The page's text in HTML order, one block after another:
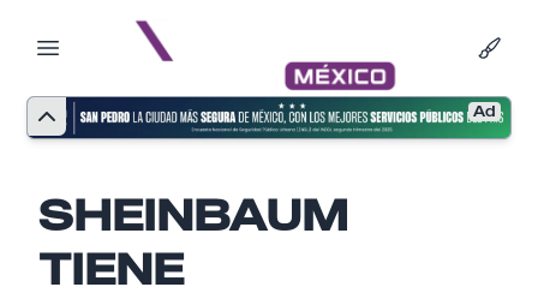
Ad
SHEINBAUM
TIENE